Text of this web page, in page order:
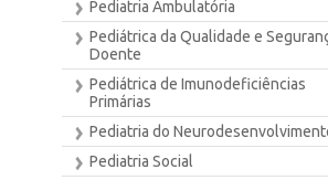
Pediatria Ambulatória
Pediátrica da Qualidade e
Doente
Pediátrica de Imunodeficiências
Primárias
Pediatria do
Pediatria Social